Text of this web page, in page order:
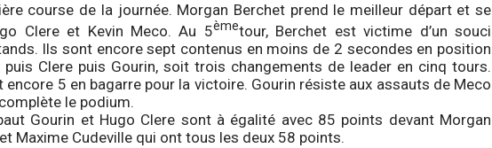
course de la journée. Morgan Berchet prend le meilleur départ et se
Clere et Kevin Meco. Au 5èmetour, Berchet est victime d’un souci
Ils sont encore sept contenus en moins de 2 secondes en position
Clere puis Gourin, soit trois changements de leader en cinq tours.
5 en bagarre pour la victoire. Gourin résiste aux assauts de Meco
le podium.
Gourin et Hugo Clere sont à égalité avec 85 points devant Morgan
Maxime Cudeville qui ont tous les deux 58 points.